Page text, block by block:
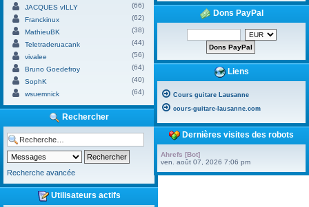
JACQUES vILLY
(66)
Franckinux
(62)
MathieuBK
(38)
Teletraderuacank
(44)
vivalee
(56)
Bruno Goedefroy
(64)
SophK
(40)
wsuemnick
(64)
Rechercher
Recherche avancée
Utilisateurs actifs
Dons PayPal
Liens
Cours guitare Lausanne
cours-guitare-lausanne.com
Dernières visites des robots
Ahrefs [Bot]
ven. août 07, 2026 7:06 pm